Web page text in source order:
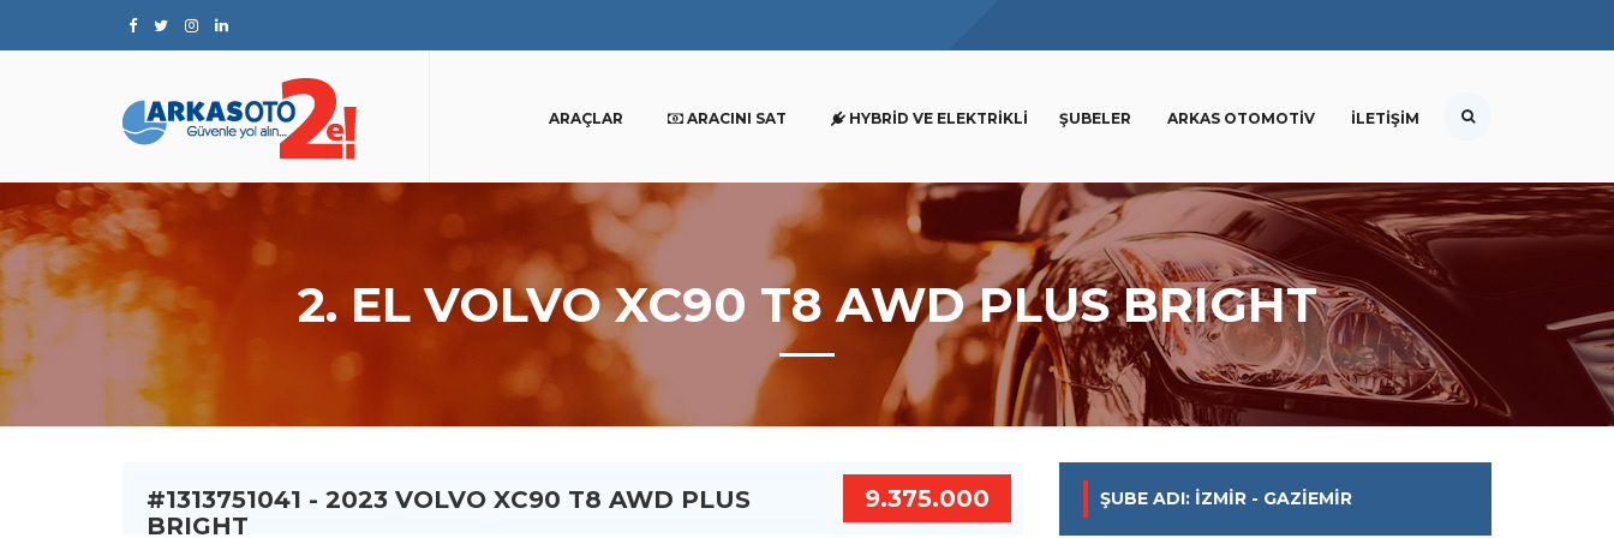
ARAÇLAR ARACINI SAT HYBRID VE ELEKTRIKLI ŞUBELER ARKAS OTOMOTIV İLETIŞIM
2. EL VOLVO XC90 T8 AWD PLUS BRIGHT
#1313751041 - 2023 VOLVO XC90 T8 AWD PLUS
BRIGHT
9.375.000
ŞUBE ADI: İZMIR - GAZIEMIR